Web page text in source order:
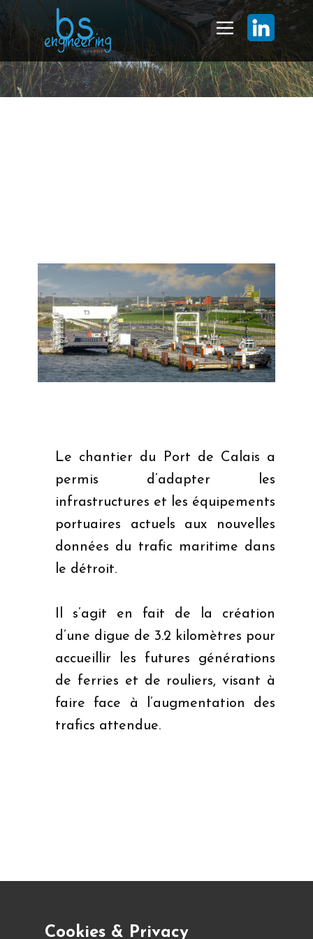
Le chantier du Port de Calais a
permis d’adapter les
infrastructures et les équipements
portuaires actuels aux nouvelles
données du trafic maritime dans
le détroit.
Il s’agit en fait de la création
d’une digue de 3.2 kilomètres pour
accueillir les futures générations
de ferries et de rouliers, visant à
faire face à l’augmentation des
trafics attendue.
Cookies & Privacy